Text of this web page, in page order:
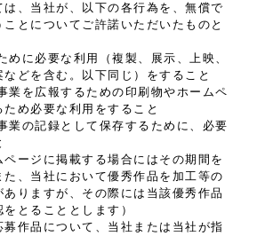
は、当社が、以下の各行為を、無償で
とについてご許諾いただいたものと
めに必要な利用（複製、展示、上映、
どを含む。以下同じ）をすること
業を広報するための印刷物やホームペ
め必要な利用をすること
業の記録として保存するために、必要
ページに掲載する場合にはその期間を
た、当社において優秀作品を加工等の
ありますが、その際には当該優秀作品
とることとします）
募作品について、当社または当社が指